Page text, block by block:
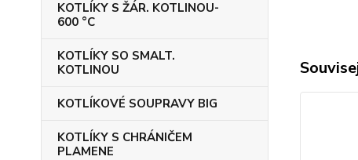
KOTLÍKY S ŽÁR. KOTLINOU-
600 °C
KOTLÍKY SO SMALT.
KOTLINOU
KOTLÍKOVÉ SOUPRAVY BIG
KOTLÍKY S CHRÁNIČEM
PLAMENE